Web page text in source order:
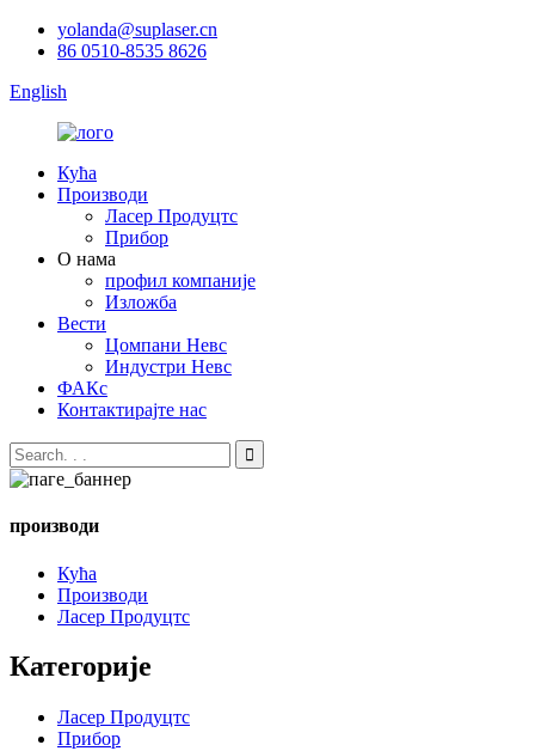
yolanda@suplaser.cn
86 0510-8535 8626
English
Кућа
Производи
Ласер Продуцтс
Прибор
О нама
профил компаније
Изложба
Вести
Цомпани Невс
Индустри Невс
ФАКс
Контактирајте нас
производи
Кућа
Производи
Ласер Продуцтс
Категорије
Ласер Продуцтс
Прибор